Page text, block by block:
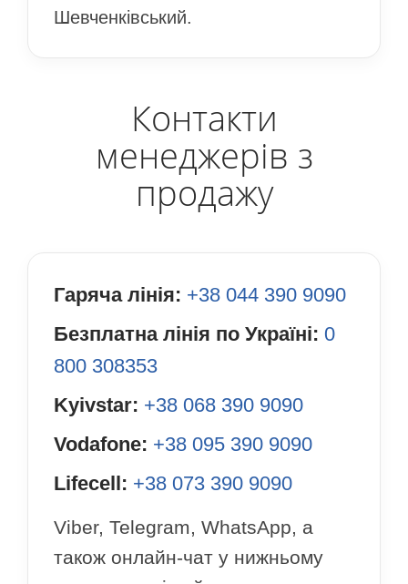
Шевченківський.
Контакти
менеджерів з
продажу
Гаряча лінія: +38 044 390 9090
Безплатна лінія по Україні: 0
800 308353
Kyivstar: +38 068 390 9090
Vodafone: +38 095 390 9090
Lifecell: +38 073 390 9090
Viber, Telegram, WhatsApp, а
також онлайн-чат у нижньому